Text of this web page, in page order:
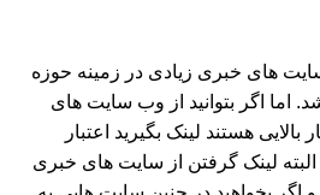
های خبری زیادی در زمینه حوزه
اما اگر بتوانید از وب سایت های
هستند لینک بگیرید اعتبار
البته لینک گرفتن از سایت های خبری